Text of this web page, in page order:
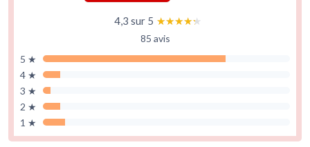
4,3 sur 5 ★★★★★
★★★★★
85 avis
5 ★
4 ★
3 ★
2 ★
1 ★